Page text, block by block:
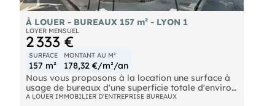
À LOUER - BUREAUX 157 m² - LYON 1
LOYER MENSUEL
2 333 €
SURFACE
157 m²
MONTANT AU M²
178,32 €/m²/an
Nous vous proposons à la location une surface à
usage de bureaux d'une superficie totale d'environ
157 m², idéalement située au coeur de la Presqu'île
A LOUER IMMOBILIER D'ENTREPRISE BUREAUX